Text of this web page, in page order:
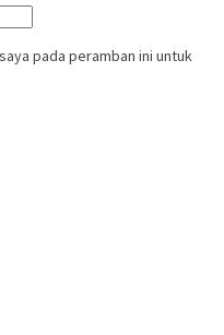
pada peramban ini untuk